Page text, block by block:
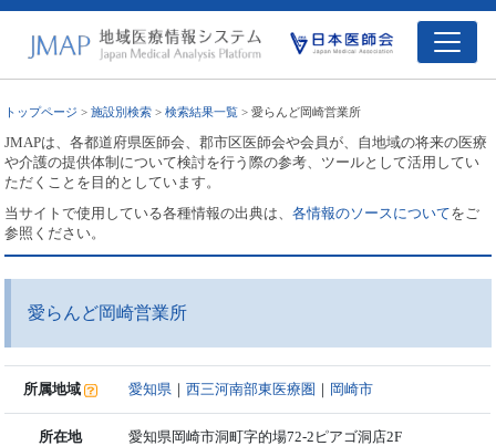
トップページ >施設別検索 >検索結果一覧 > 愛らんど岡崎営業所
JMAPは、各都道府県医師会、郡市区医師会や会員が、自地域の将来の医療
や介護の提供体制について検討を行う際の参考、ツールとして活用してい
ただくことを目的としています。
当サイトで使用している各種情報の出典は、各情報のソースについてをご
参照ください。
愛らんど岡崎営業所
所属地域 愛知県 ｜西三河南部東医療圏 ｜ 岡崎市
所在地 愛知県岡崎市洞町字的場72-2ピアゴ洞店2F